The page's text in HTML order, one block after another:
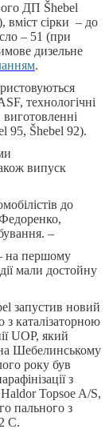
ДП Šhebel
вміст сірки – до
– 51 (при
дизельне
.
технологічні
95, Šhebel 92).
випуск
до
–
на першому
мали достойну
запустив новий
з каталізаторною
UOP, який
Шебелинському
року був
з
Topsoe A/S,
пального з
С.